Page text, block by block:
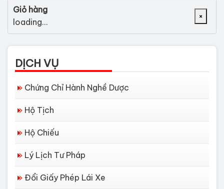
×
Giỏ hàng
loading...
DỊCH VỤ
Chứng Chỉ Hành Nghề Dược
Hộ Tịch
Hộ Chiếu
Lý Lịch Tư Pháp
Đổi Giấy Phép Lái Xe